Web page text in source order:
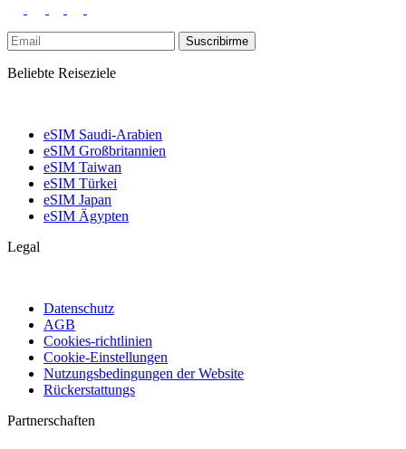
Suscribirme
Beliebte Reiseziele
eSIM Saudi-Arabien
eSIM Großbritannien
eSIM Taiwan
eSIM Türkei
eSIM Japan
eSIM Ägypten
Legal
Datenschutz
AGB
Cookies-richtlinien
Cookie-Einstellungen
Nutzungsbedingungen der Website
Rückerstattungs
Partnerschaften